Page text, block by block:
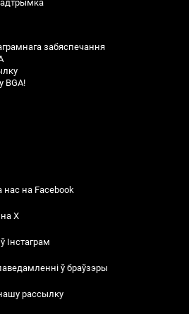
забяспечання
BGA!
на Facebook
X
Інстаграм
ў браўзэры
рассылку